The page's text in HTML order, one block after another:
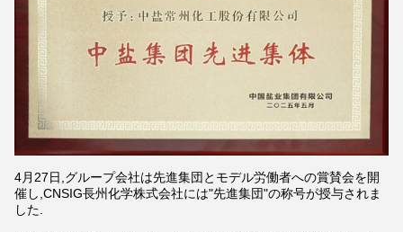
4月27日,グループ会社は先進集団とモデル労働者への賞賛会を開
催し,CNSIG長州化学株式会社には"先進集団"の称号が授与されま
した.